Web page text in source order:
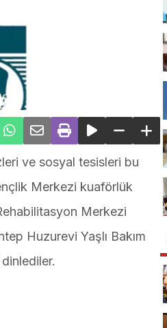
ve sosyal tesisleri bu
Merkezi kuaförlük
Merkezi
Huzurevi Yaşlı Bakım